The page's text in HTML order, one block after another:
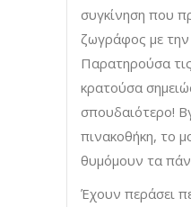
συγκίνηση που
ζωγράφος με την
Παρατηρούσα
κρατούσα
σπουδαιότερο!
πινακοθήκη, το
θυμόμουν τα
Έχουν περάσει